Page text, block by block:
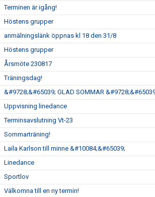
Terminen är igång!
Höstens grupper
anmälningslänk öppnas kl 18 den 31/8
Höstens grupper
Årsmöte 230817
Träningsdag!
&#9728;&#65039; GLAD SOMMAR
Uppvisning linedance
Terminsavslutning Vt-23
Sommarträning!
Laila Karlson till minne &#10084;&#65039;
Linedance
Sportlov
Välkomna till en ny termin!